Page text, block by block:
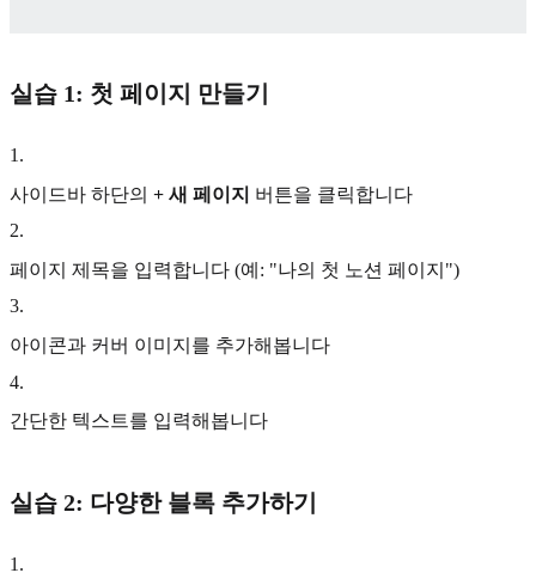
실습 1: 첫 페이지 만들기
1 .
사이드바 하단의 + 새 페이지 버튼을 클릭합니다
2.
페이지 제목을 입력합니다 (예: "나의 첫 노션 페이지")
3.
아이콘과 커버 이미지를 추가해봅니다
4.
간단한 텍스트를 입력해봅니다
실습 2: 다양한 블록 추가하기
1 .